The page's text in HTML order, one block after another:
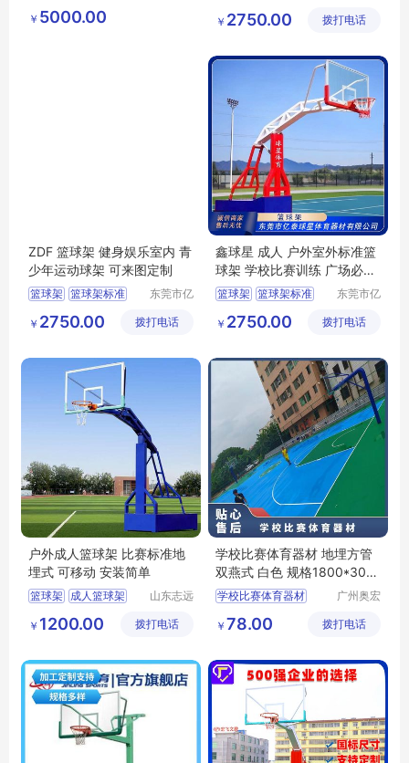
篮球架
￥ 5000.00
育器材有
￥ 2750.00 拨打电话
ZDF 篮球架 健身娱乐室内 青
少年运动球架 可来图定制
篮球架 篮球架标准
东莞市亿
育器材有
￥ 2750.00 拨打电话
鑫球星 成人 户外室外标准篮
球架 学校比赛训练 广场必备
运动器材
篮球架 篮球架标准
东莞市亿
育器材有
￥ 2750.00 拨打电话
户外成人篮球架 比赛标准地
埋式 可移动 安装简单
篮球架 成人篮球架
山东志远
有限公司
￥ 1200.00 拨打电话
学校比赛体育器材 地埋方管
双燕式 白色 规格1800*305
0 电动液压
学校比赛体育器材
广州奥宏
有限公司
￥ 78.00 拨打电话